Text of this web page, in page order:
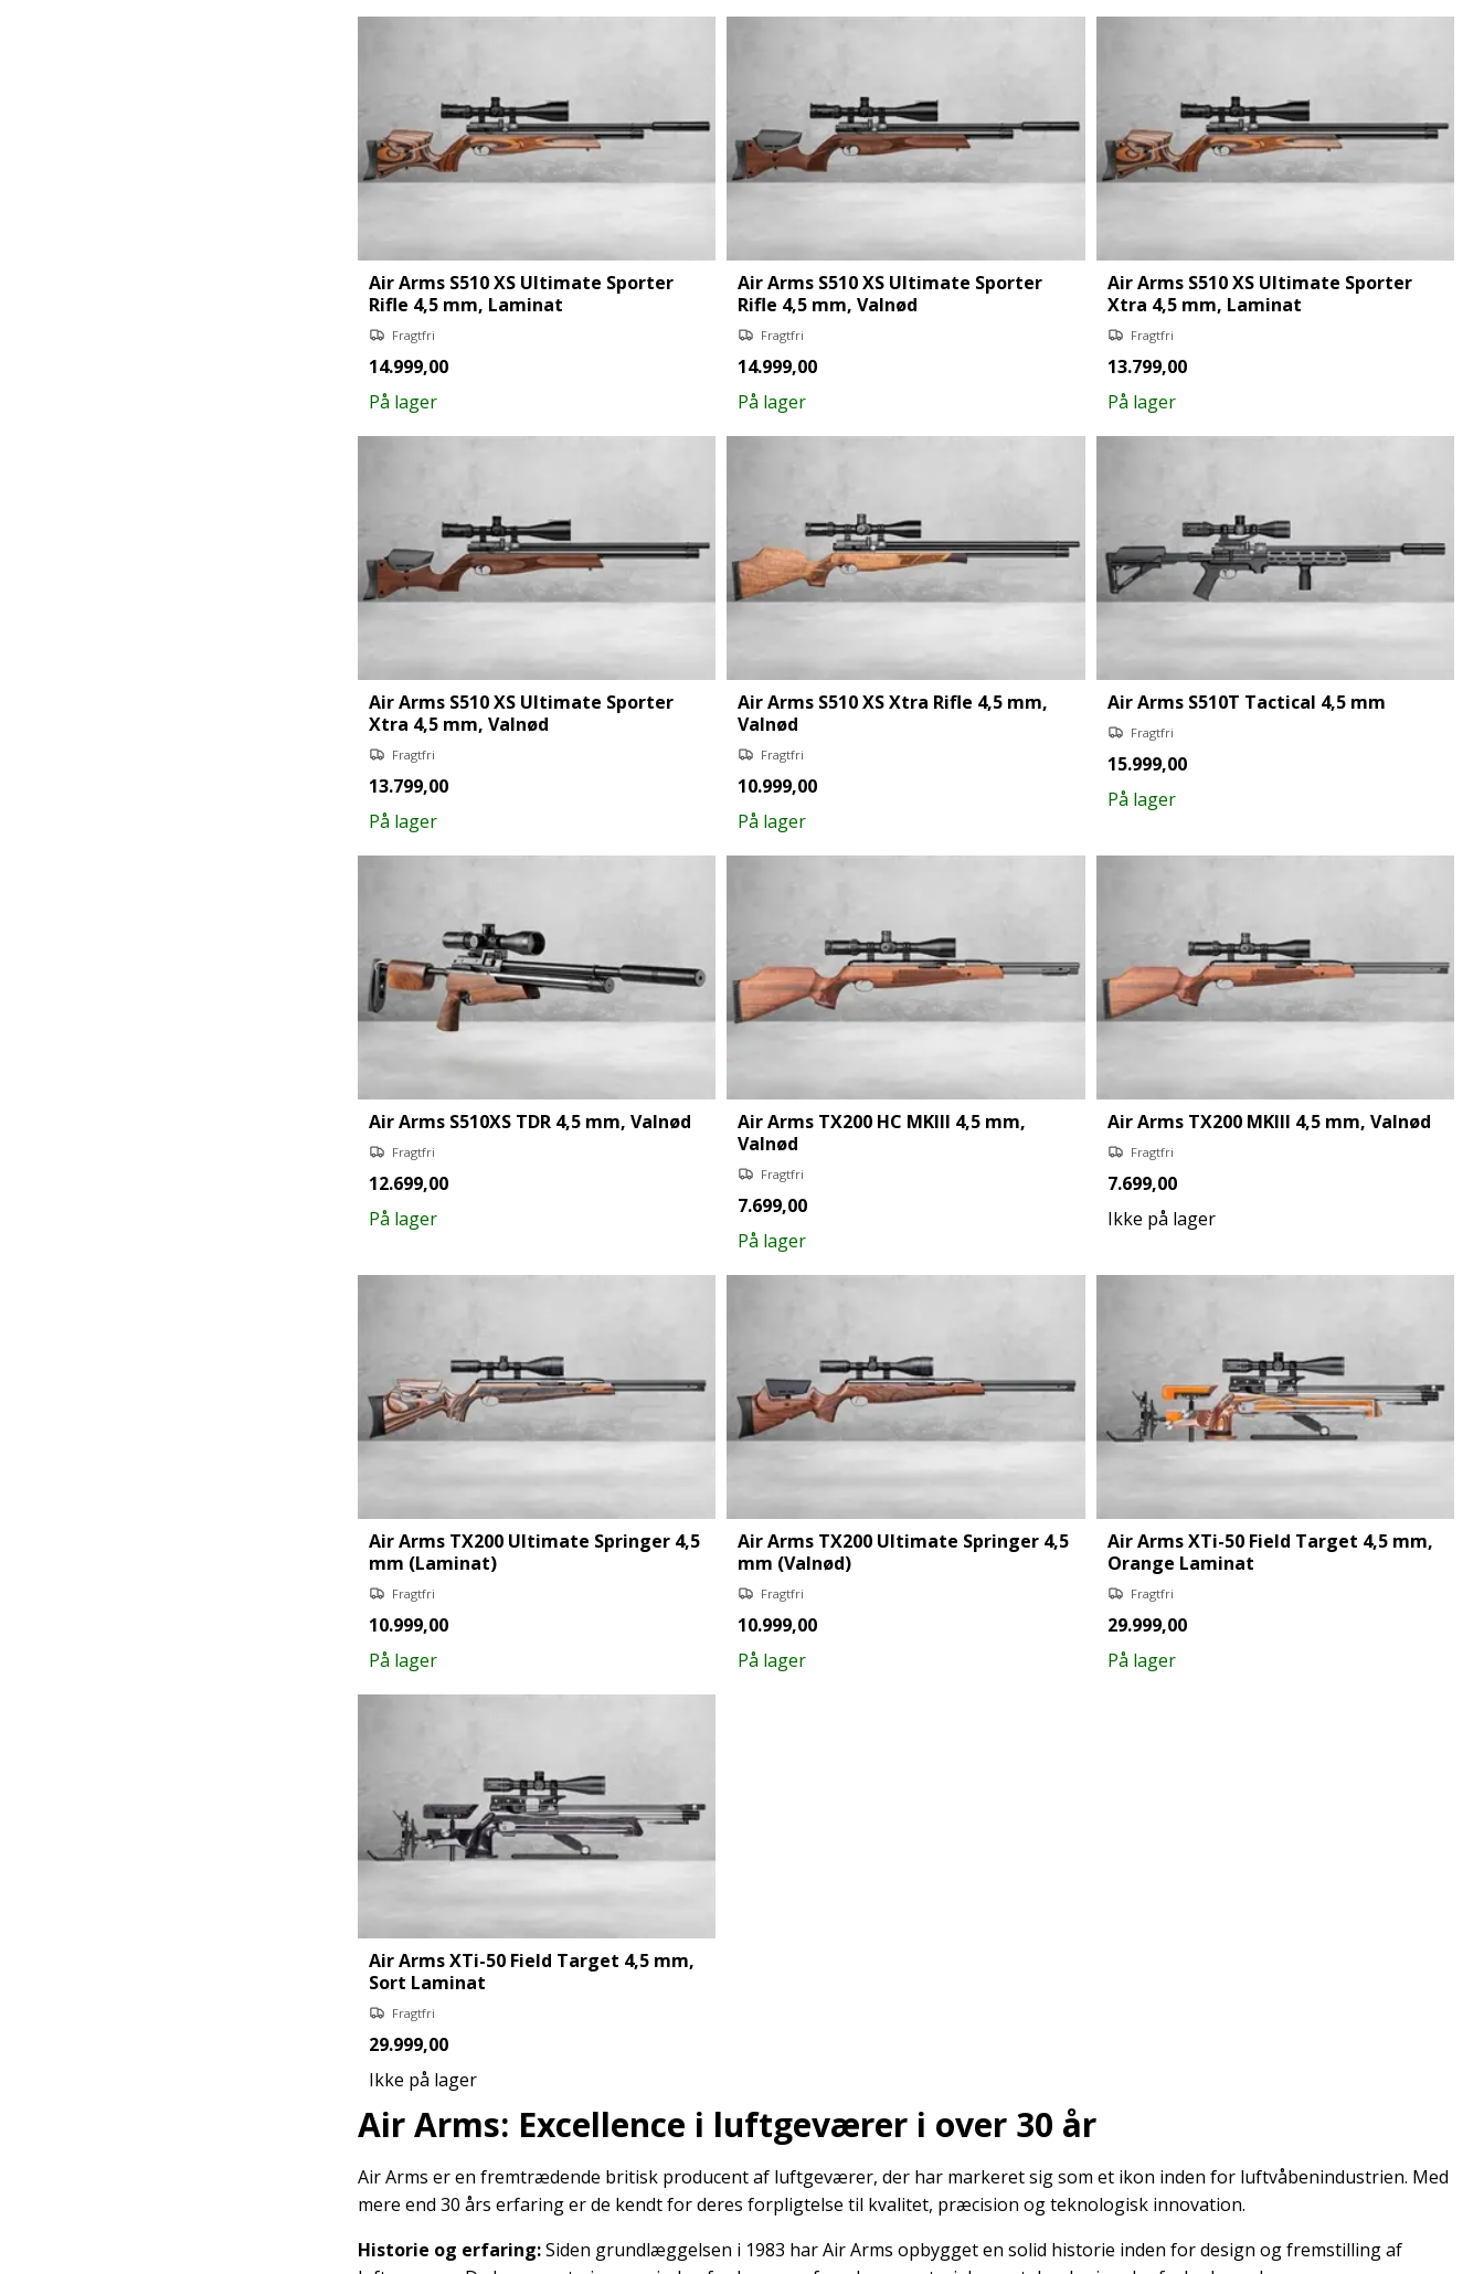
Air Arms S510 XS Ultimate Sporter
Rifle 4,5 mm, Laminat
Fragtfri
14.999,00
På lager
Air Arms S510 XS Ultimate Sporter
Rifle 4,5 mm, Valnød
Fragtfri
14.999,00
På lager
Air Arms S510 XS Ultimate Sporter
Xtra 4,5 mm, Laminat
Fragtfri
13.799,00
På lager
Air Arms S510 XS Ultimate Sporter
Xtra 4,5 mm, Valnød
Fragtfri
13.799,00
På lager
Air Arms S510 XS Xtra Rifle 4,5 mm,
Valnød
Fragtfri
10.999,00
På lager
Air Arms S510T Tactical 4,5 mm
Fragtfri
15.999,00
På lager
Air Arms S510XS TDR 4,5 mm, Valnød
Fragtfri
12.699,00
På lager
Air Arms TX200 HC MKIII 4,5 mm,
Valnød
Fragtfri
7.699,00
På lager
Air Arms TX200 MKIII 4,5 mm, Valnød
Fragtfri
7.699,00
Ikke på lager
Air Arms TX200 Ultimate Springer 4,5
mm (Laminat)
Fragtfri
10.999,00
På lager
Air Arms TX200 Ultimate Springer 4,5
mm (Valnød)
Fragtfri
10.999,00
På lager
Air Arms XTi-50 Field Target 4,5 mm,
Orange Laminat
Fragtfri
29.999,00
På lager
Air Arms XTi-50 Field Target 4,5 mm,
Sort Laminat
Fragtfri
29.999,00
Ikke på lager
Air Arms: Excellence i luftgeværer i over 30 år
Air Arms er en fremtrædende britisk producent af luftgeværer, der har markeret sig som et ikon inden for luftvåbenindustrien. Med
mere end 30 års erfaring er de kendt for deres forpligtelse til kvalitet, præcision og teknologisk innovation.
Historie og erfaring:Siden grundlæggelsen i 1983 har Air Arms opbygget en solid historie inden for design og fremstilling af